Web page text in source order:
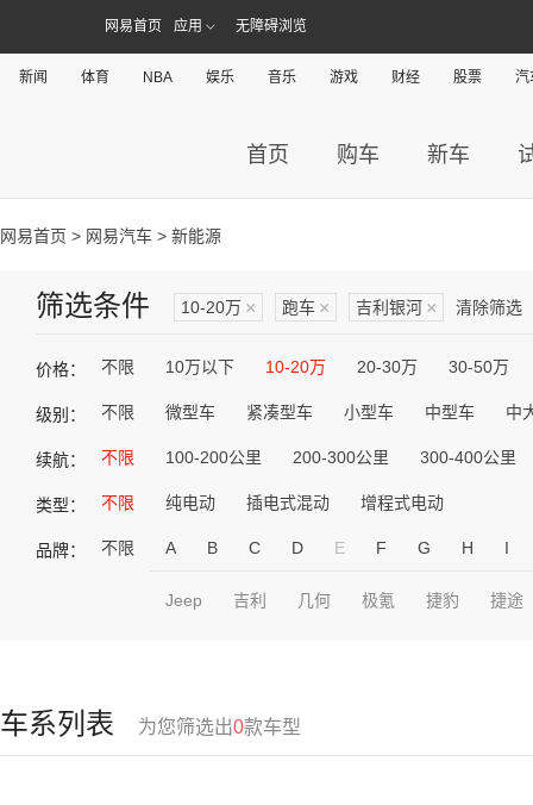
网易首页 应用 无障碍浏览
新闻 体育 NBA 娱乐 音乐 游戏 财经 股票 汽
首页 购车 新车
网易首页 > 网易汽车 > 新能源
筛选条件 10-20万 × 跑车 × 吉利银河 × 清除筛选
价格： 不限 10万以下 10-20万 20-30万 30-50万
级别： 不限 微型车 紧凑型车 小型车 中型车 中
续航： 不限 100-200公里 200-300公里 300-400公里
类型： 不限 纯电动 插电式混动 增程式电动
品牌： 不限 A B C D E F G H I
Jeep 吉利 几何 极氪 捷豹 捷途
车系列表 为您筛选出0款车型